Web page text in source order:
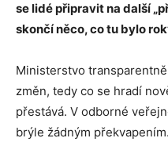
se lidé připravit na další
skončí něco, co tu bylo
Ministerstvo
změn, tedy co se hradí
přestává. V odborné
brýle žádným překvapením.